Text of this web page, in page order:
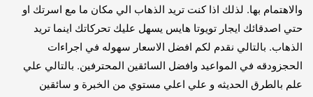
والاهتمام بها. لذلك اذا كنت تريد الذهاب الي مكان ما مع اسرتك او
حتي اصدقائك ايجار تويوتا هايس يسهل عليك تحركاتك اينما تريد
الذهاب. بالتالي نقدم لكم افضل الاسعار سهوله في اجراءات
الحجزودقه في المواعيد وافضل السائقين المحترفين. بالتالي علي
علم بالطرق الحديثه و علي اعلي مستوي من الخبرة و سائقين